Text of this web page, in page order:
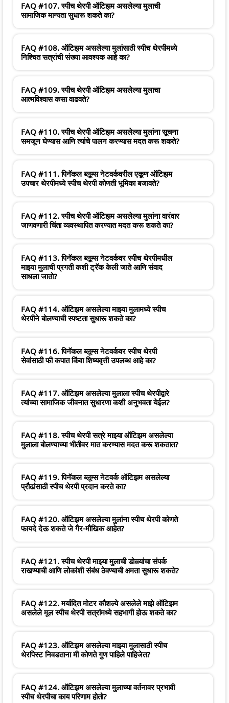
FAQ #107. स्पीच थेरपी ऑटिझम असलेल्या मुलाची
सामाजिक मान्यता सुधारू शकते का?
FAQ #108. ऑटिझम असलेल्या मुलांसाठी स्पीच थेरपीमध्ये
निश्चित सत्रांची संख्या आवश्यक आहे का?
FAQ #109. स्पीच थेरपी ऑटिझम असलेल्या मुलाचा
आत्मविश्वास कसा वाढवते?
FAQ #110. स्पीच थेरपी ऑटिझम असलेल्या मुलांना सूचना
समजून घेण्यास आणि त्यांचे पालन करण्यास मदत करू शकते?
FAQ #111. पिनॅकल ब्लूम्स नेटवर्कवरील एकूण ऑटिझम
उपचार थेरपीमध्ये स्पीच थेरपी कोणती भूमिका बजावते?
FAQ #112. स्पीच थेरपी ऑटिझम असलेल्या मुलांना वारंवार
जाणवणारी चिंता व्यवस्थापित करण्यात मदत करू शकते का?
FAQ #113. पिनॅकल ब्लूम्स नेटवर्कवर स्पीच थेरपीमधील
माझ्या मुलाची प्रगती कशी ट्रॅक केली जाते आणि संवाद
साधला जातो?
FAQ #114. ऑटिझम असलेल्या माझ्या मुलामध्ये स्पीच
थेरपीने बोलण्याची स्पष्टता सुधारू शकते का?
FAQ #116. पिनॅकल ब्लूम्स नेटवर्कवर स्पीच थेरपी
सेवांसाठी फी कपात किंवा शिष्यवृत्ती उपलब्ध आहे का?
FAQ #117. ऑटिझम असलेल्या मुलाला स्पीच थेरपीद्वारे
त्यांच्या सामाजिक जीवनात सुधारणा कशी अनुभवता येईल?
FAQ #118. स्पीच थेरपी सत्रे माझ्या ऑटिझम असलेल्या
मुलाला बोलण्याच्या भीतीवर मात करण्यास मदत करू शकतात?
FAQ #119. पिनॅकल ब्लूम्स नेटवर्क ऑटिझम असलेल्या
प्रौढांसाठी स्पीच थेरपी प्रदान करते का?
FAQ #120. ऑटिझम असलेल्या मुलांना स्पीच थेरपी कोणते
फायदे देऊ शकते जे गैर-मौखिक आहेत?
FAQ #121. स्पीच थेरपी माझ्या मुलाची डोळ्यांचा संपर्क
राखण्याची आणि लोकांशी संबंध ठेवण्याची क्षमता सुधारू शकते?
FAQ #122. मर्यादित मोटर कौशल्ये असलेले माझे ऑटिझम
असलेले मूल स्पीच थेरपी सत्रांमध्ये सहभागी होऊ शकते का?
FAQ #123. ऑटिझम असलेल्या माझ्या मुलासाठी स्पीच
थेरपिस्ट निवडताना मी कोणते गुण पाहिले पाहिजेत?
FAQ #124. ऑटिझम असलेल्या मुलाच्या वर्तनावर प्रभावी
स्पीच थेरपीचा काय परिणाम होतो?